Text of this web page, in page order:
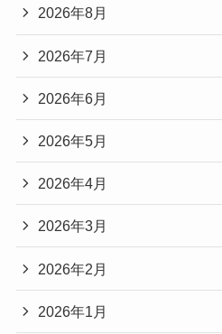
2026年8月
2026年7月
2026年6月
2026年5月
2026年4月
2026年3月
2026年2月
2026年1月